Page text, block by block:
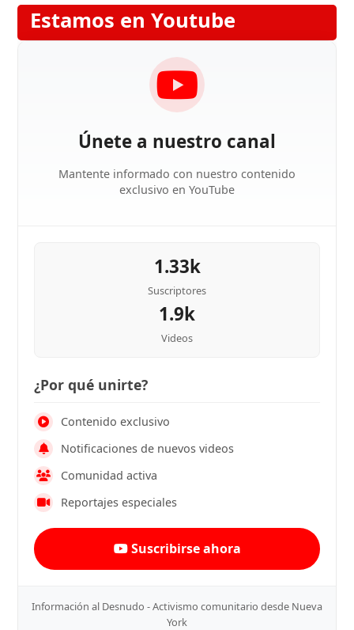
Estamos en Youtube
Únete a nuestro canal
Mantente informado con nuestro contenido
exclusivo en YouTube
1.33k
Suscriptores
1.9k
Videos
¿Por qué unirte?
Contenido exclusivo
Notificaciones de nuevos videos
Comunidad activa
Reportajes especiales
Suscribirse ahora
Información al Desnudo - Activismo comunitario desde Nueva
York